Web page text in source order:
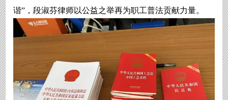
谐”，段淑芬律师以公益之举再为职工普法贡献力量。